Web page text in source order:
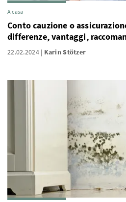
A casa
Conto cauzione o
differenze, vantaggi,
22.02.2024 Karin Stötzer